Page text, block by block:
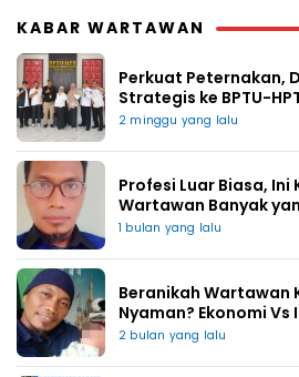
KABAR WARTAWAN
Perkuat Peternakan,
Strategis ke BPTU-
2 minggu yang lalu
Profesi Luar Biasa,
Wartawan Banyak
1 bulan yang lalu
Beranikah Wartawan
Nyaman? Ekonomi
2 bulan yang lalu